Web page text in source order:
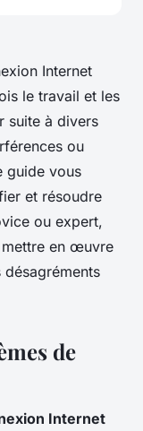
Internet
le travail et les
suite à divers
ou
guide vous
et résoudre
ou expert,
en œuvre
de
Internet